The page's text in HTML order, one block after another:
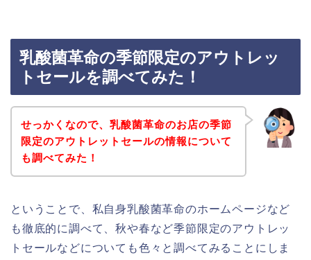
乳酸菌革命の季節限定のアウトレッ
トセールを調べてみた！
せっかくなので、乳酸菌革命のお店の季節
限定のアウトレットセールの情報について
も調べてみた！
ということで、私自身乳酸菌革命のホームページなど
も徹底的に調べて、秋や春など季節限定のアウトレッ
トセールなどについても色々と調べてみることにしま